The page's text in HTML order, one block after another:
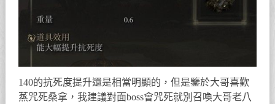
140的抗死度提升還是相當明顯的，但是鑒於大哥喜歡
蒸咒死桑拿，我建議對面boss會咒死就別召喚大哥老八